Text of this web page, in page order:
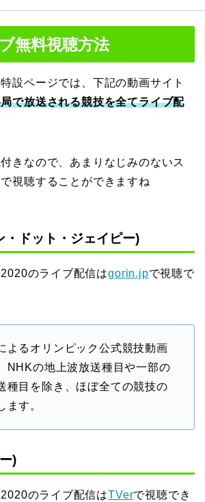
無料視聴方法
設ページでは、下記の動画サイト
で放送される競技を全てライブ配
きなので、あまりなじみのないス
視聴することができますね
ドット・ジェイピー)
のライブ配信はgorin.jpで視聴で
よるオリンピック公式競技動画
NHKの地上波放送種目や一部の
種目を除き、ほぼ全ての競技の
ます。
)
のライブ配信はTVerで視聴でき